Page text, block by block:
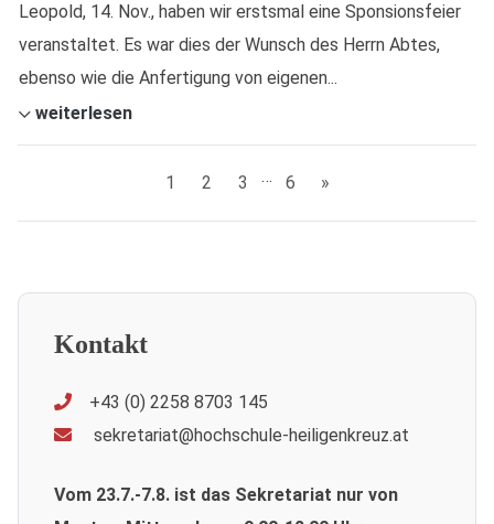
Leopold, 14. Nov., haben wir erstsmal eine Sponsionsfeier
veranstaltet. Es war dies der Wunsch des Herrn Abtes,
ebenso wie die Anfertigung von eigenen...
weiterlesen
1 2 3 … 6 »
Kontakt
+43 (0) 2258 8703 145
sekretariat@hochschule-heiligenkreuz.at
Vom 23.7.-7.8. ist das Sekretariat nur von